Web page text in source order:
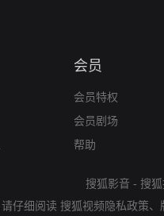
会员
会员特权
会员剧场
帮助
搜狐影音 - 搜
请仔细阅读 搜狐视频隐私政策、